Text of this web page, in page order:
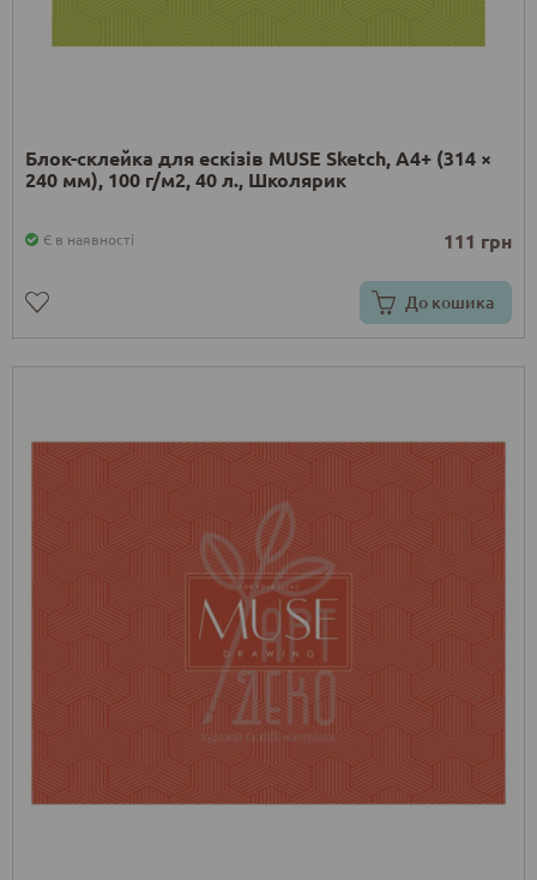
Блок-склейка для ескізів MUSE Sketch, А4+ (314 ×
240 мм), 100 г/м2, 40 л., Школярик
Є в наявності 111 грн
До кошика